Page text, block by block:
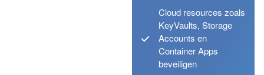
Cloud resources zoals
KeyVaults, Storage
Accounts en
Container Apps
beveiligen